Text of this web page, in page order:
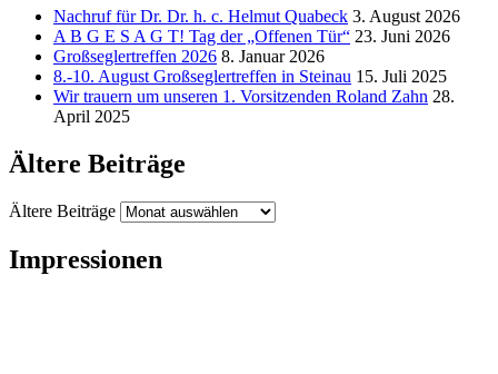
Nachruf für Dr. Dr. h. c. Helmut Quabeck 3. August 2026
A B G E S A G T! Tag der „Offenen Tür“ 23. Juni 2026
Großseglertreffen 2026 8. Januar 2026
8.-10. August Großseglertreffen in Steinau 15. Juli 2025
Wir trauern um unseren 1. Vorsitzenden Roland Zahn 28.
April 2025
Ältere Beiträge
Ältere Beiträge
Impressionen